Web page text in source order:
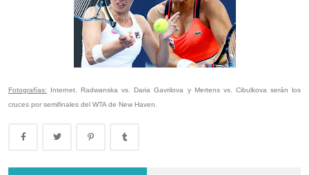
Fotografías: Internet. Radwanska vs. Daria Gavrilova y Mertens vs. Cibulkova serán los
cruces por semifinales del WTA de New Haven.
Montevideo Open 2023: Renata Zarazúa es la nueva campeona del